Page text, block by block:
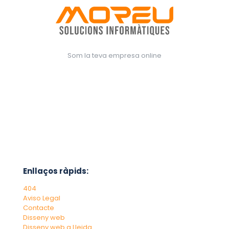
Som la teva empresa online
Enllaços ràpids:
404
Aviso Legal
Contacte
Disseny web